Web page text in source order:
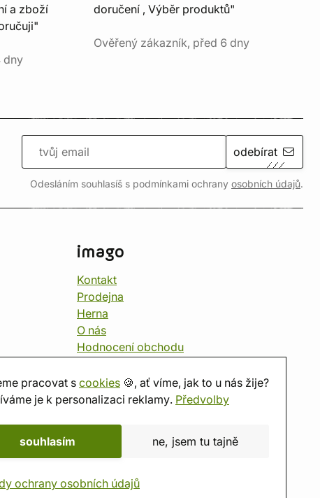
pracovat s cookies 🍪, ať víme, jak to u nás žije?
je k personalizaci reklamy. Předvolby
souhlasím ne, jsem tu tajně
ochrany osobních údajů
a zboží
dny
doručení , Výběr produktů"
Ověřený zákazník, před 6 dny
odebírat
Odesláním souhlasíš s podmínkami ochrany osobních údajů.
imago
Kontakt
Prodejna
Herna
O nás
Hodnocení obchodu
Kalendář
imago.blog